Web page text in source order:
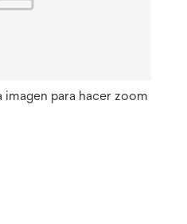
imagen para hacer zoom